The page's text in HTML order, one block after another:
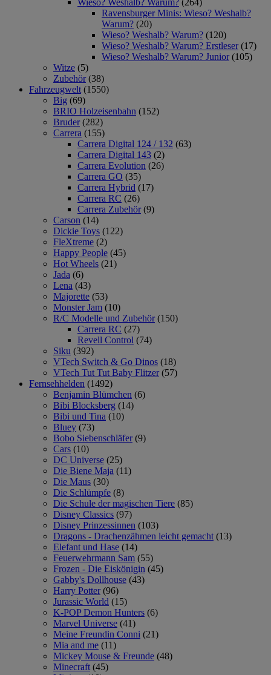
Wieso? Weshalb? Warum? (264)
Ravensburger Minis: Wieso? Weshalb?
Warum? (20)
Wieso? Weshalb? Warum? (120)
Wieso? Weshalb? Warum? Erstleser (17)
Wieso? Weshalb? Warum? Junior (105)
Witze (5)
Zubehör (38)
Fahrzeugwelt (1550)
Big (69)
BRIO Holzeisenbahn (152)
Bruder (282)
Carrera (155)
Carrera Digital 124 / 132 (63)
Carrera Digital 143 (2)
Carrera Evolution (26)
Carrera GO (35)
Carrera Hybrid (17)
Carrera RC (26)
Carrera Zubehör (9)
Carson (14)
Dickie Toys (122)
FleXtreme (2)
Happy People (45)
Hot Wheels (21)
Jada (6)
Lena (43)
Majorette (53)
Monster Jam (10)
R/C Modelle und Zubehör (150)
Carrera RC (27)
Revell Control (74)
Siku (392)
VTech Switch & Go Dinos (18)
VTech Tut Tut Baby Flitzer (57)
Fernsehhelden (1492)
Benjamin Blümchen (6)
Bibi Blocksberg (14)
Bibi und Tina (10)
Bluey (73)
Bobo Siebenschläfer (9)
Cars (10)
DC Universe (25)
Die Biene Maja (11)
Die Maus (30)
Die Schlümpfe (8)
Die Schule der magischen Tiere (85)
Disney Classics (97)
Disney Prinzessinnen (103)
Dragons - Drachenzähmen leicht gemacht (13)
Elefant und Hase (14)
Feuerwehrmann Sam (55)
Frozen - Die Eiskönigin (45)
Gabby's Dollhouse (43)
Harry Potter (96)
Jurassic World (15)
K-POP Demon Hunters (6)
Marvel Universe (41)
Meine Freundin Conni (21)
Mia and me (11)
Mickey Mouse & Freunde (48)
Minecraft (45)